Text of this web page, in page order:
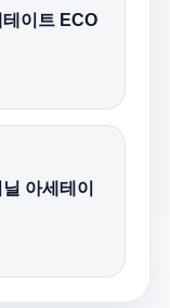
이트 ECO
아세테이